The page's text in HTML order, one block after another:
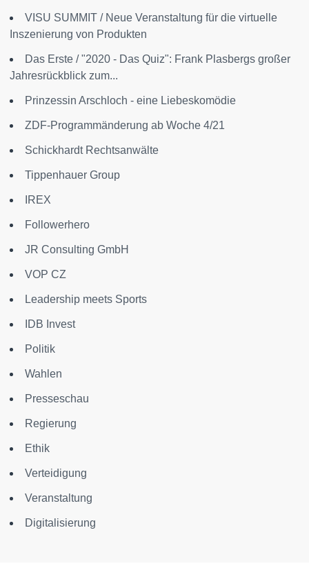
VISU SUMMIT / Neue Veranstaltung für die virtuelle
Inszenierung von Produkten
Das Erste / "2020 - Das Quiz": Frank Plasbergs großer
Jahresrückblick zum...
Prinzessin Arschloch - eine Liebeskomödie
ZDF-Programmänderung ab Woche 4/21
Schickhardt Rechtsanwälte
Tippenhauer Group
IREX
Followerhero
JR Consulting GmbH
VOP CZ
Leadership meets Sports
IDB Invest
Politik
Wahlen
Presseschau
Regierung
Ethik
Verteidigung
Veranstaltung
Digitalisierung